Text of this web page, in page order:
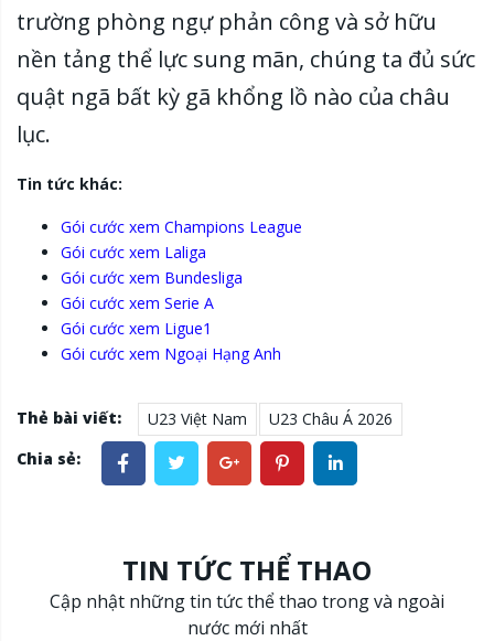
trường phòng ngự phản công và sở hữu
nền tảng thể lực sung mãn, chúng ta đủ sức
quật ngã bất kỳ gã khổng lồ nào của châu
lục.
Tin tức khác:
Gói cước xem Champions League
Gói cước xem Laliga
Gói cước xem Bundesliga
Gói cước xem Serie A
Gói cước xem Ligue1
Gói cước xem Ngoại Hạng Anh
Thẻ bài viết: U23 Việt Nam
U23 Châu Á 2026
Chia sẻ:
TIN TỨC THỂ THAO
Cập nhật những tin tức thể thao trong và ngoài
nước mới nhất